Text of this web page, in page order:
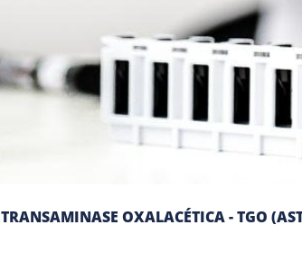
TRANSAMINASE OXALACÉTICA - TGO